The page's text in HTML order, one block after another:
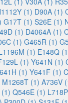
(1) D90A (1)
G17T (1) S26E (1)
(1) D4064A (1)
(1) G465R (1)
(1) E148Q
(1) Y641N (1)
(1) Y641F (1)
M1268T (1) A736V
Q546E (1)